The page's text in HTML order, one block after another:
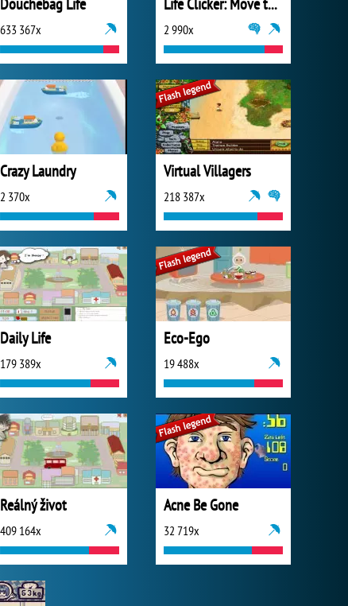
633 367x 2 990x
Crazy Laundry
2 370x
Virtual Villagers
218 387x
Daily Life
179 389x
Eco-Ego
19 488x
Reálný život
409 164x
Acne Be Gone
32 719x